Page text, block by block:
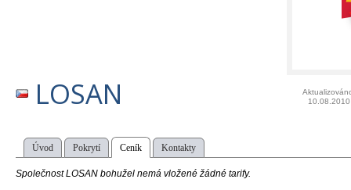
LOSAN
10.08.2010
Úvod Pokrytí Ceník Kontakty
Společnost LOSAN bohužel nemá vložené žádné tarify.